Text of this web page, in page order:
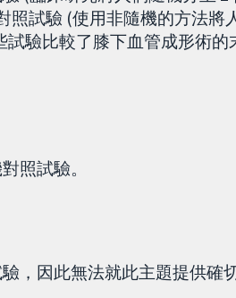
照試驗 (使用非隨機的方法將
驗比較了膝下血管成形術的
照試驗。
，因此無法就此主題提供確